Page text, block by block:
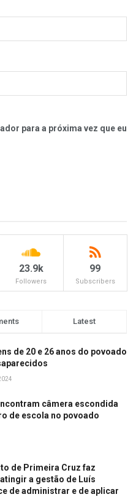
para a próxima vez que eu
23.9k
Followers
99
Subscribers
Latest
de 20 e 26 anos do povoado
câmera escondida
de escola no povoado
de Primeira Cruz faz
a gestão de Luís
de administrar e de aplicar